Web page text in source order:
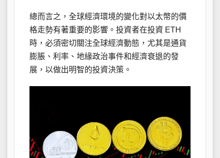
總而言之，全球經濟環境的變化對以太幣的價
格走勢有著重要的影響。投資者在投資 ETH
時，必須密切關注全球經濟動態，尤其是通貨
膨脹、利率、地緣政治事件和經濟衰退的發
展，以做出明智的投資決策。